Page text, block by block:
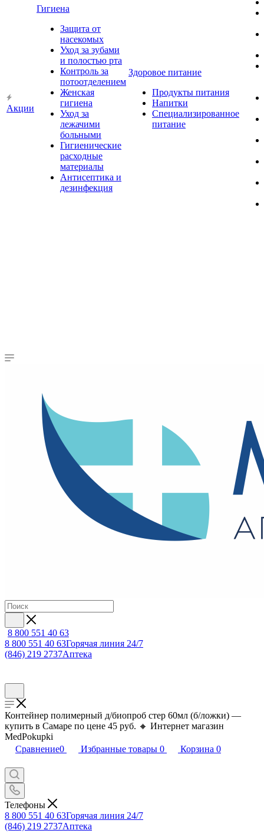
Акции
Гигиена
Защита от
насекомых
Уход за зубами
и полостью рта
Контроль за
потоотделением
Женская
гигиена
Уход за
лежачими
больными
Гигиенические
расходные
материалы
Антисептика и
дезинфекция
Здоровое питание
Продукты питания
Напитки
Специализированное
питание
8 800 551 40 63
8 800 551 40 63Горячая линия 24/7
(846) 219 2737Аптека
Контейнер полимерный д/биопроб стер 60мл (б/ложки) —
купить в Самаре по цене 45 руб. 🔸 Интернет магазин
MedPokupki
Сравнение0 Избранные товары 0 Корзина 0
Телефоны
8 800 551 40 63Горячая линия 24/7
(846) 219 2737Аптека